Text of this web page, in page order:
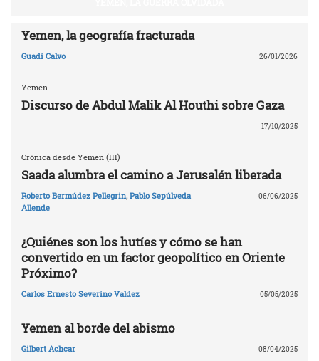
Yemen, la geografía fracturada
Guadi Calvo 26/01/2026
Yemen
Discurso de Abdul Malik Al Houthi sobre Gaza
17/10/2025
Crónica desde Yemen (III)
Saada alumbra el camino a Jerusalén liberada
Roberto Bermúdez Pellegrin, Pablo Sepúlveda
Allende
06/06/2025
¿Quiénes son los hutíes y cómo se han
convertido en un factor geopolítico en Oriente
Próximo?
Carlos Ernesto Severino Valdez 05/05/2025
Yemen al borde del abismo
Gilbert Achcar 08/04/2025